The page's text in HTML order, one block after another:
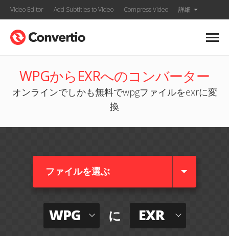
Video Editor Add Subtitles to Video Compress Video 詳細
WPGからEXRへのコンバーター
オンラインでしかも無料でwpgファイルをexrに変
換
ファイルを選ぶ
WPG に EXR